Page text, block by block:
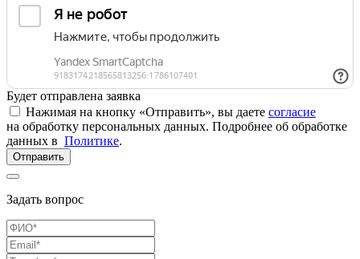
Будет отправлена заявка
Нажимая на кнопку «Отправить», вы даете согласие
на обработку персональных данных. Подробнее об обработке
данных в Политике.
Отправить
Задать вопрос